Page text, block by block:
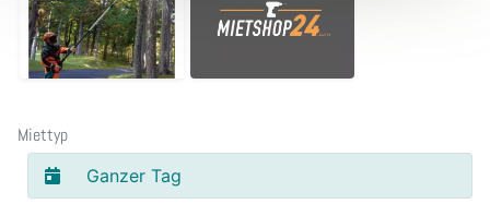
Miettyp
Ganzer Tag